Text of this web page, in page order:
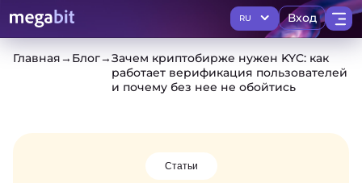
RU Вход
Главная→ Блог→Зачем криптобирже нужен KYC: как
работает верификация пользователей
и почему без нее не обойтись
Статьи